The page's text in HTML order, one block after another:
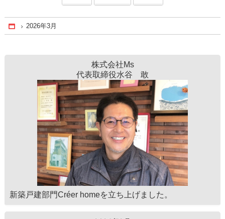
Home
2026年3月
株式会社Ms
代表取締役水谷 敢
新築戸建部門Créer homeを立ち上げました。